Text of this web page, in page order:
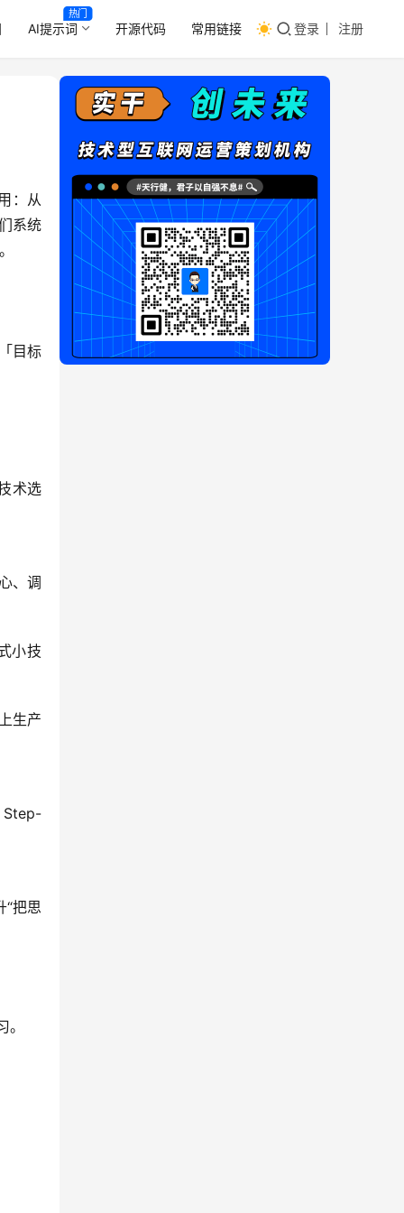
AI提示词
热门
开源代码 常用链接 登录 注册
：从
系统
目标
术选
、调
小技
生产
把思